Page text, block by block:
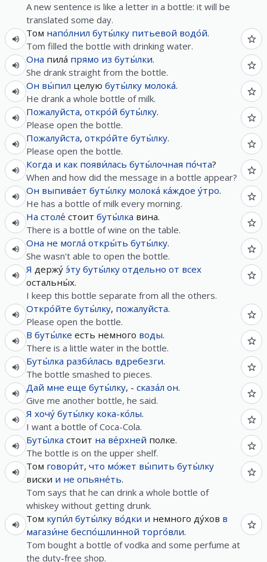
A new sentence is like a letter in a bottle: it will be
translated some day.
Том напо́лнил буты́лку питьевой водо́й.
Tom filled the bottle with drinking water.
Она пила́ прямо из буты́лки.
She drank straight from the bottle.
Он вы́пил целую буты́лку молока́.
He drank a whole bottle of milk.
Пожалуйста, откро́й буты́лку.
Please open the bottle.
Пожалуйста, откро́йте буты́лку.
Please open the bottle.
Когда и как появи́лась буты́лочная по́чта?
When and how did the message in a bottle appear?
Он выпива́ет буты́лку молока́ ка́ждое у́тро.
He has a bottle of milk every morning.
На столе́ стоит буты́лка вина.
There is a bottle of wine on the table.
Она не могла́ откры́ть буты́лку.
She wasn't able to open the bottle.
Я держу́ э́ту буты́лку отдельно от всех
остальны́х.
I keep this bottle separate from all the others.
Откро́йте буты́лку, пожалуйста.
Please open the bottle.
В буты́лке есть немного воды.
There is a little water in the bottle.
Буты́лка разби́лась вдребезги.
The bottle smashed to pieces.
Дай мне еще буты́лку, - сказа́л он.
Give me another bottle, he said.
Я хочу́ буты́лку кока-ко́лы.
I want a bottle of Coca-Cola.
Буты́лка стоит на ве́рхней полке.
The bottle is on the upper shelf.
Том говори́т, что мо́жет вы́пить буты́лку
виски и не опьяне́ть.
Tom says that he can drink a whole bottle of
whiskey without getting drunk.
Том купи́л буты́лку во́дки и немного ду́хов в
магази́не беспо́шлинной торго́вли.
Tom bought a bottle of vodka and some perfume at
the duty-free shop.